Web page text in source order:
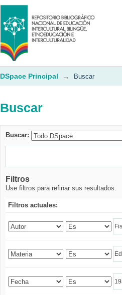
Buscar
DSpace Principal → Buscar
Buscar
Buscar:
Filtros
Use filtros para refinar sus resultados.
Filtros actuales: